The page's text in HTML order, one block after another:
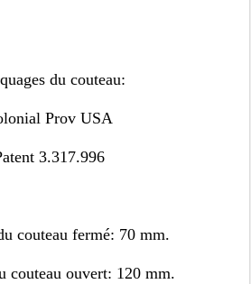
du couteau:
Prov USA
3.317.996
couteau fermé: 70 mm.
couteau ouvert: 120 mm.